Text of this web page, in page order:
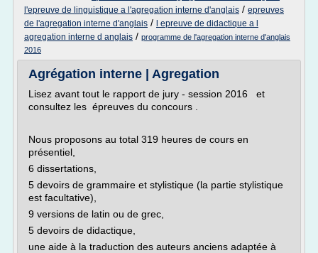
l'epreuve de linguistique a l'agregation interne d'anglais / epreuves
de l'agregation interne d'anglais /
l epreuve de didactique a l
agregation interne d anglais / programme de l'agregation interne d'anglais
2016
Agrégation interne | Agregation
Lisez avant tout le rapport de jury - session 2016 et
consultez les épreuves du concours .
Nous proposons au total 319 heures de cours en
présentiel,
6 dissertations,
5 devoirs de grammaire et stylistique (la partie stylistique
est facultative),
9 versions de latin ou de grec,
5 devoirs de didactique,
une aide à la traduction des auteurs anciens adaptée à